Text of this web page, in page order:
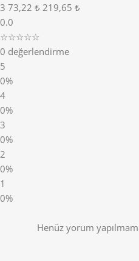
3 73,22 ₺ 219,65 ₺
0.0
☆☆☆☆☆
0 değerlendirme
5
0%
4
0%
3
0%
2
0%
1
0%
Henüz yorum